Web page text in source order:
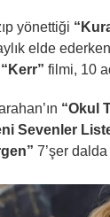
yönettiği
elde
“Kerr” filmi, 10
“Okul
Sevenler
7’şer